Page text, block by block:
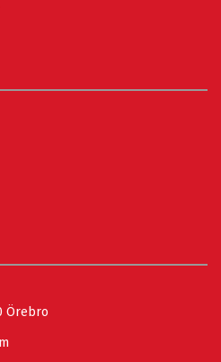
Örebro